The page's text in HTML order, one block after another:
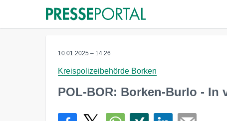
10.01.2025 – 14:26
Kreispolizeibehörde Borken
POL-BOR: Borken-Burlo - In